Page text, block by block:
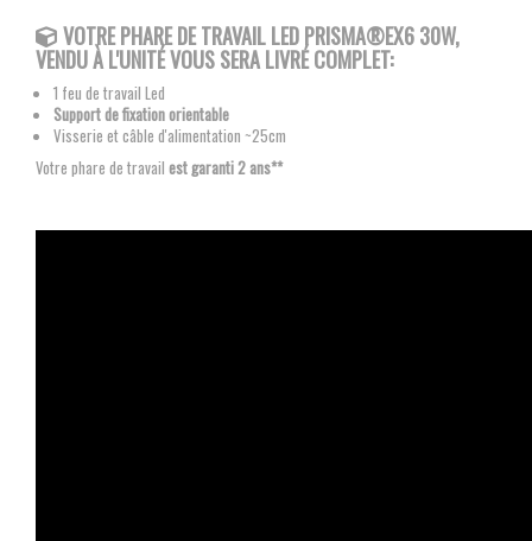
VOTRE PHARE DE TRAVAIL LED PRISMA®EX6 30W,
VENDU À L'UNITÉ VOUS SERA LIVRÉ COMPLET:
1 feu de travail Led
Support de fixation orientable
Visserie et câble d'alimentation ~25cm
Votre phare de travail est garanti 2 ans**